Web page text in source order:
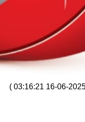
2025-06-16
)